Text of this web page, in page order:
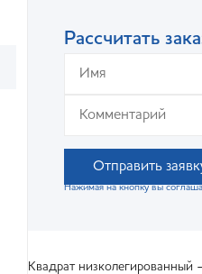
Рассчитать
Отправить
Нажимая на кнопку вы
Квадрат низколегированный